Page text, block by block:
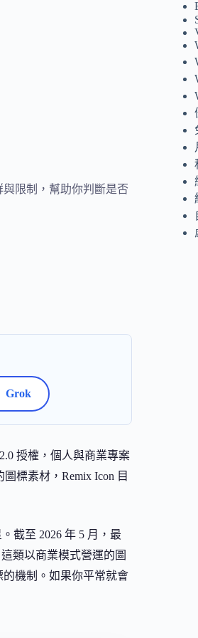
限制，幫助你判斷是否
Grok
授權，個人與商業專案
標素材，Remix Icon 目
截至 2026 年 5 月，最
這類以商業模式營運的圖
機制。如果你平常就會